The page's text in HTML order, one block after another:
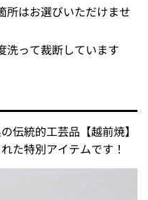
所はお選びいただけませ
洗って裁断しています
伝統的工芸品【越前焼】
た特別アイテムです！